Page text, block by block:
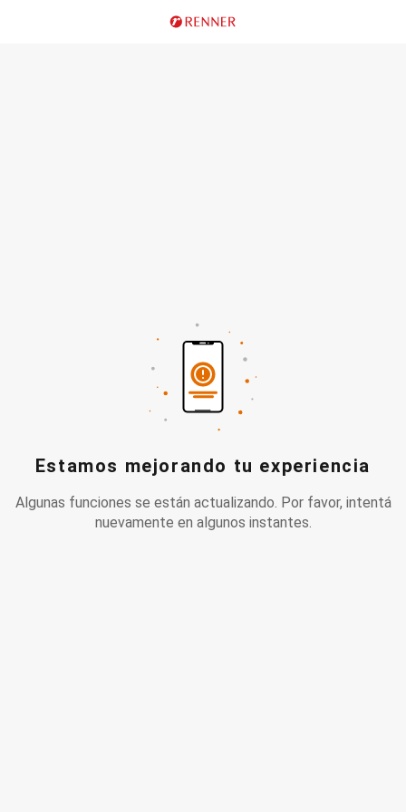
Estamos mejorando tu experiencia
Algunas funciones se están actualizando. Por favor, intentá
nuevamente en algunos instantes.